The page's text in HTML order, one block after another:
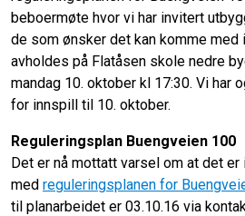
beboermøte hvor vi har invitert
de som ønsker det kan komme
avholdes på Flatåsen skole nedre
mandag 10. oktober kl 17:30. Vi har
for innspill til 10. oktober.
Reguleringsplan Buengveien 100
Det er nå mottatt varsel om at det
med reguleringsplanen for
til planarbeidet er 03.10.16 via